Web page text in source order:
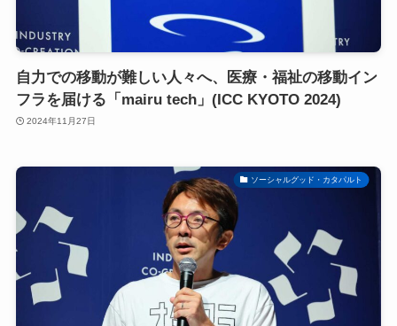
自力での移動が難しい人々へ、医療・福祉の移動イン
フラを届ける「mairu tech」(ICC KYOTO 2024)
2024年11月27日
ソーシャルグッド・カタパルト